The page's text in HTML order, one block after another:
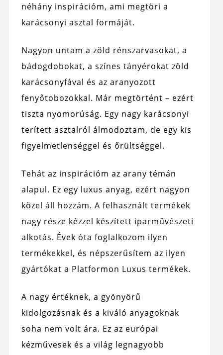
néhány inspirációm, ami megtöri a
karácsonyi asztal formáját.
Nagyon untam a zöld rénszarvasokat, a
bádogdobokat, a színes tányérokat zöld
karácsonyfával és az aranyozott
fenyőtobozokkal. Már megtörtént – ezért
tiszta nyomorúság. Egy nagy karácsonyi
terített asztalról álmodoztam, de egy kis
figyelmetlenséggel és őrültséggel.
Tehát az inspirációm az arany témán
alapul. Ez egy luxus anyag, ezért nagyon
közel áll hozzám. A felhasznált termékek
nagy része kézzel készített iparművészeti
alkotás. Évek óta foglalkozom ilyen
termékekkel, és népszerűsítem az ilyen
gyártókat a Platformon Luxus termékek.
A nagy értéknek, a gyönyörű
kidolgozásnak és a kiváló anyagoknak
soha nem volt ára. Ez az európai
kézművesek és a világ legnagyobb